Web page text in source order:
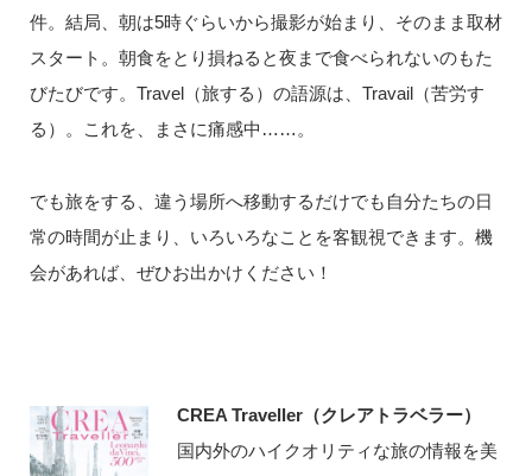
件。結局、朝は5時ぐらいから撮影が始まり、そのまま取材
スタート。朝食をとり損ねると夜まで食べられないのもた
びたびです。Travel（旅する）の語源は、Travail（苦労す
る）。これを、まさに痛感中……。
でも旅をする、違う場所へ移動するだけでも自分たちの日
常の時間が止まり、いろいろなことを客観視できます。機
会があれば、ぜひお出かけください！
CREA Traveller（クレアトラベラー）
国内外のハイクオリティな旅の情報を美